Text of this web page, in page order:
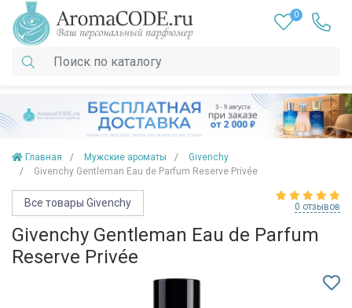
0
Главная Мужские ароматы
Givenchy
Givenchy Gentleman Eau de Parfum Reserve Privée
Все товары Givenchy 0 отзывов
Givenchy Gentleman Eau de Parfum
Reserve Privée